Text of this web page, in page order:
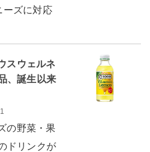
ーズに対応
スウェルネ
、誕生以来
の野菜・果
ドリンクが